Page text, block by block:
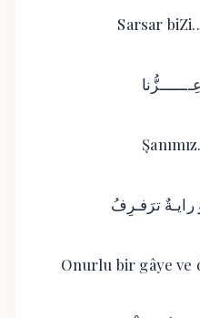
Sarsar
Onurlu bir gâye ve